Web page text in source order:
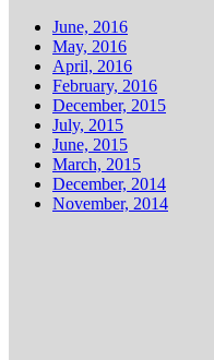
June, 2016
May, 2016
April, 2016
February, 2016
December, 2015
July, 2015
June, 2015
March, 2015
December, 2014
November, 2014